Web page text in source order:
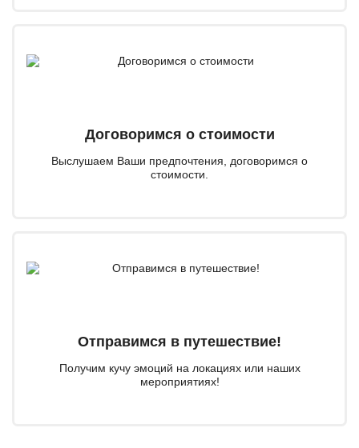
Договоримся о стоимости
Выслушаем Ваши предпочтения, договоримся о
стоимости.
Отправимся в путешествие!
Получим кучу эмоций на локациях или наших
мероприятиях!